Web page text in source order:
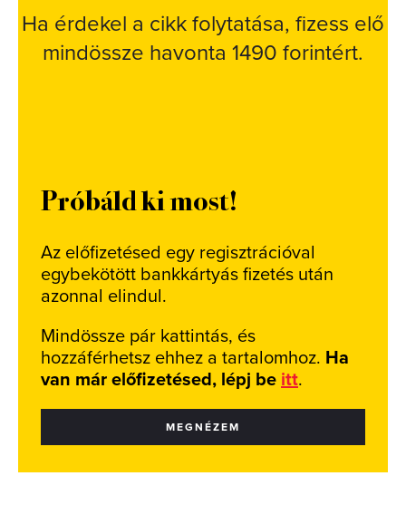
Ha érdekel a cikk folytatása, fizess elő
mindössze havonta 1490 forintért.
Próbáld ki most!
Az előfizetésed egy regisztrációval
egybekötött bankkártyás fizetés után
azonnal elindul.
Mindössze pár kattintás, és
hozzáférhetsz ehhez a tartalomhoz. Ha
van már előfizetésed, lépj be itt.
MEGNÉZEM